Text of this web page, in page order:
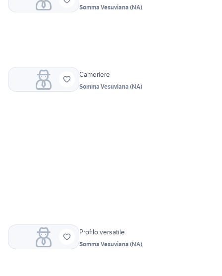
Somma Vesuviana (NA)
Cameriere
Somma Vesuviana (NA)
Profilo versatile
Somma Vesuviana (NA)